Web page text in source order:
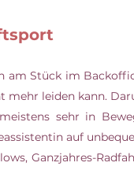
am Stück im
mehr leiden kann.
sehr in
auf
Ganzjahres-